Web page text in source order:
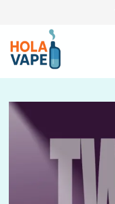
contenido